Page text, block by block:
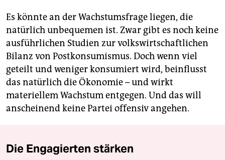
Es könnte an der Wachstumsfrage liegen, die
natürlich unbequemen ist. Zwar gibt es noch keine
ausführlichen Studien zur volkswirtschaftlichen
Bilanz von Postkonsumismus. Doch wenn viel
geteilt und weniger konsumiert wird, beinflusst
das natürlich die Ökonomie – und wirkt
materiellem Wachstum entgegen. Und das will
anscheinend keine Partei offensiv angehen.
Die Engagierten stärken